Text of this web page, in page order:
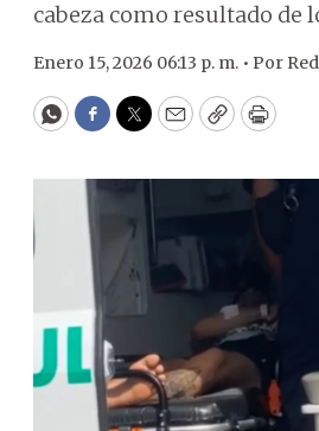
cabeza como resultado de
Enero 15, 2026 06:13 p. m. • Por
WhatsApp
Facebook
Twitter
EmailCopyPrint